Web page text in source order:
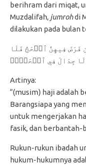
berihram dari miqat,
Muzdalifah, jumrohdi
dilakukan pada bulan
فِيهِنَّ ٱلۡحَجَّ فَلَا
وَلَا جِدَالَ فِي ٱلۡحَجِّۗ
Artinya:
“(musim) haji adalah
Barangsiapa yang
untuk mengerjakan
fasik, dan berbantah-
Rukun-rukun ibadah
hukum-hukumnya